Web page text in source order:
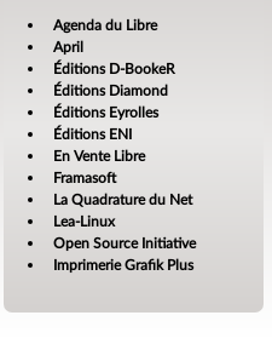
Agenda du Libre
April
Éditions D-BookeR
Éditions Diamond
Éditions Eyrolles
Éditions ENI
En Vente Libre
Framasoft
La Quadrature du Net
Lea-Linux
Open Source Initiative
Imprimerie Grafik Plus